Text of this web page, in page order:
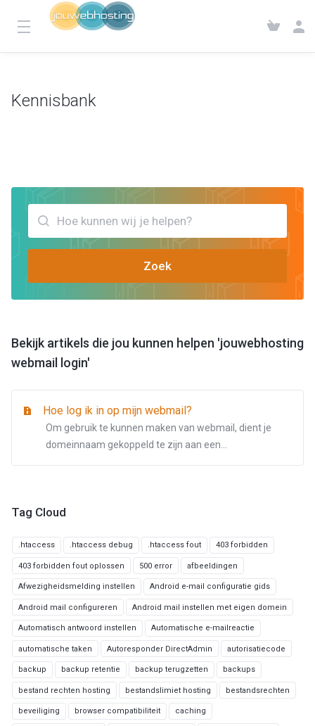
Kennisbank
Zoek
Bekijk artikels die jou kunnen helpen 'jouwebhosting
webmail login'
Hoe log ik in op mijn webmail?
Om gebruik te kunnen maken van webmail, dient je
domeinnaam gekoppeld te zijn aan een...
Tag Cloud
.htaccess .htaccess debug .htaccess fout 403 forbidden
403 forbidden fout oplossen 500 error afbeeldingen
Afwezigheidsmelding instellen Android e-mail configuratie gids
Android mail configureren Android mail instellen met eigen domein
Automatisch antwoord instellen Automatische e-mailreactie
automatische taken Autoresponder DirectAdmin autorisatiecode
backup backup retentie backup terugzetten backups
bestand rechten hosting bestandslimiet hosting bestandsrechten
beveiliging browser compatibiliteit caching